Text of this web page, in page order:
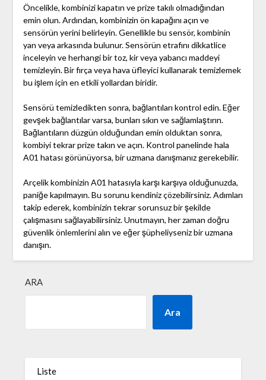
Öncelikle, kombinizi kapatın ve prize takılı olmadığından
emin olun. Ardından, kombinizin ön kapağını açın ve
sensörün yerini belirleyin. Genellikle bu sensör, kombinin
yan veya arkasında bulunur. Sensörün etrafını dikkatlice
inceleyin ve herhangi bir toz, kir veya yabancı maddeyi
temizleyin. Bir fırça veya hava üfleyici kullanarak temizlemek
bu işlem için en etkili yollardan biridir.
Sensörü temizledikten sonra, bağlantıları kontrol edin. Eğer
gevşek bağlantılar varsa, bunları sıkın ve sağlamlaştırın.
Bağlantıların düzgün olduğundan emin olduktan sonra,
kombiyi tekrar prize takın ve açın. Kontrol panelinde hala
A01 hatası görünüyorsa, bir uzmana danışmanız gerekebilir.
Arçelik kombinizin A01 hatasıyla karşı karşıya olduğunuzda,
paniğe kapılmayın. Bu sorunu kendiniz çözebilirsiniz. Adımları
takip ederek, kombinizin tekrar sorunsuz bir şekilde
çalışmasını sağlayabilirsiniz. Unutmayın, her zaman doğru
güvenlik önlemlerini alın ve eğer şüpheliyseniz bir uzmana
danışın.
ARA
Ara
Liste